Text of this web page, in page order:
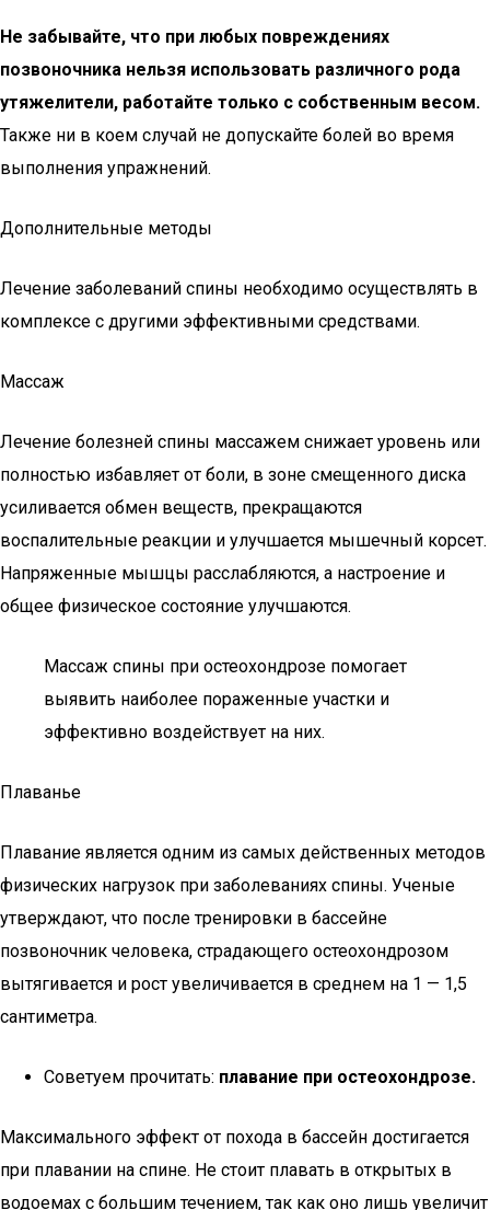
Не забывайте, что при любых повреждениях
позвоночника нельзя использовать различного рода
утяжелители, работайте только с собственным весом.
Также ни в коем случай не допускайте болей во время
выполнения упражнений.
Дополнительные методы
Лечение заболеваний спины необходимо осуществлять в
комплексе с другими эффективными средствами.
Массаж
Лечение болезней спины массажем снижает уровень или
полностью избавляет от боли, в зоне смещенного диска
усиливается обмен веществ, прекращаются
воспалительные реакции и улучшается мышечный корсет.
Напряженные мышцы расслабляются, а настроение и
общее физическое состояние улучшаются.
Массаж спины при остеохондрозе помогает
выявить наиболее пораженные участки и
эффективно воздействует на них.
Плаванье
Плавание является одним из самых действенных методов
физических нагрузок при заболеваниях спины. Ученые
утверждают, что после тренировки в бассейне
позвоночник человека, страдающего остеохондрозом
вытягивается и рост увеличивается в среднем на 1 — 1,5
сантиметра.
Советуем прочитать: плавание при остеохондрозе.
Максимального эффект от похода в бассейн достигается
при плавании на спине. Не стоит плавать в открытых в
водоемах с большим течением, так как оно лишь увеличит